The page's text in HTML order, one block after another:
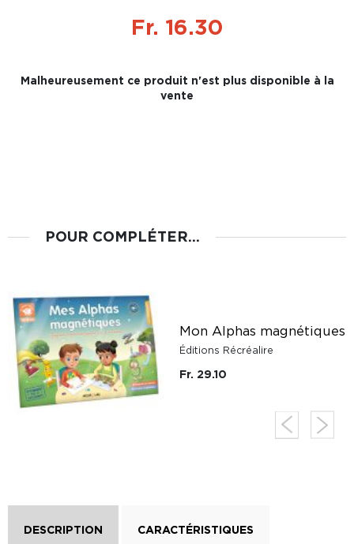
Fr. 16.30
Malheureusement ce produit n'est plus disponible à la
vente
POUR COMPLÉTER...
Mon Alphas magnétiques
Éditions Récréalire
Fr. 29.10
DESCRIPTION CARACTÉRISTIQUES